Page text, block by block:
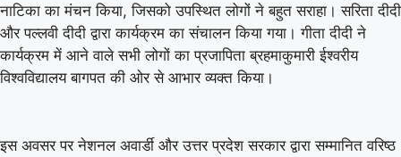
नाटिका का मंचन किया, जिसको उपस्थित लोगों ने बहुत सराहा। सरिता दीदी
और पल्लवी दीदी द्वारा कार्यक्रम का संचालन किया गया। गीता दीदी ने
कार्यक्रम में आने वाले सभी लोगों का प्रजापिता ब्रहमाकुमारी ईश्वरीय
विश्वविद्यालय बागपत की ओर से आभार व्यक्त किया।
इस अवसर पर नेशनल अवार्डी और उत्तर प्रदेश सरकार द्वारा सम्मानित वरिष्ठ